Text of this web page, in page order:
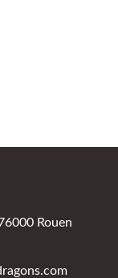
Rouen